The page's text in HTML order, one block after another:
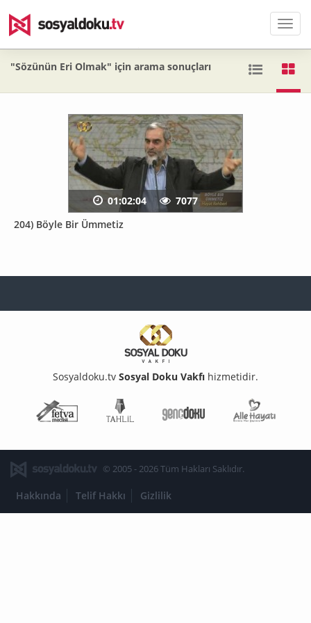
Menü
"Sözünün Eri Olmak" için arama sonuçları
204) Böyle Bir Ümmetiz
01:02:04 7077
Sosyaldoku.tv Sosyal Doku Vakfı hizmetidir.
Fetva Meclisi
Genç Doku
© 2005 - 2026 Tüm Hakları Saklıdır.
Hakkında Telif Hakkı Gizlilik